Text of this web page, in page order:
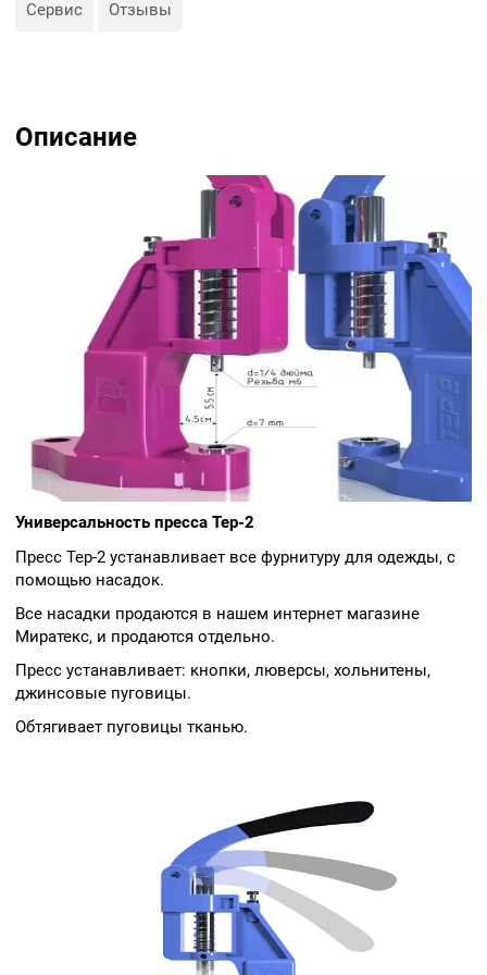
Сервис Отзывы
Описание
Универсальность пресса Tep-2
Пресс Tep-2 устанавливает все фурнитуру для одежды, с
помощью насадок.
Все насадки продаются в нашем интернет магазине
Миратекс, и продаются отдельно.
Пресс устанавливает: кнопки, люверсы, хольнитены,
джинсовые пуговицы.
Обтягивает пуговицы тканью.